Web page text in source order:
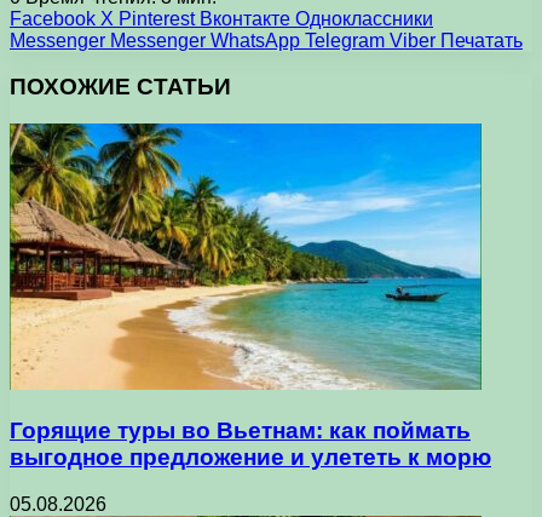
Facebook X Pinterest Вконтакте Одноклассники
Messenger Messenger WhatsApp Telegram Viber Печатать
ПОХОЖИЕ СТАТЬИ
Горящие туры во Вьетнам: как поймать
выгодное предложение и улететь к морю
05.08.2026